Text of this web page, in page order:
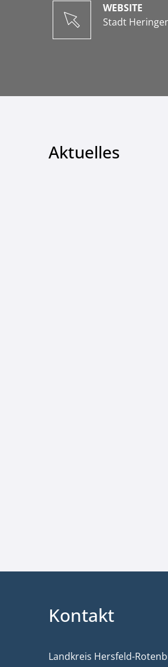
WEBSITE
Stadt
Aktuelles
Kontakt
Landkreis Hersfeld-